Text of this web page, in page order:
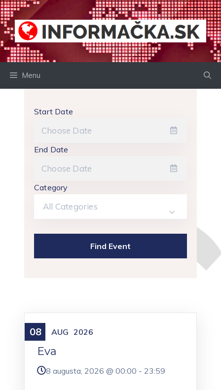
Preskočiť
na
obsah
Menu
Start Date
End Date
Category
All Categories
08 AUG 2026
Meniny
Eva
8 augusta, 2026 @ 00:00 - 23:59